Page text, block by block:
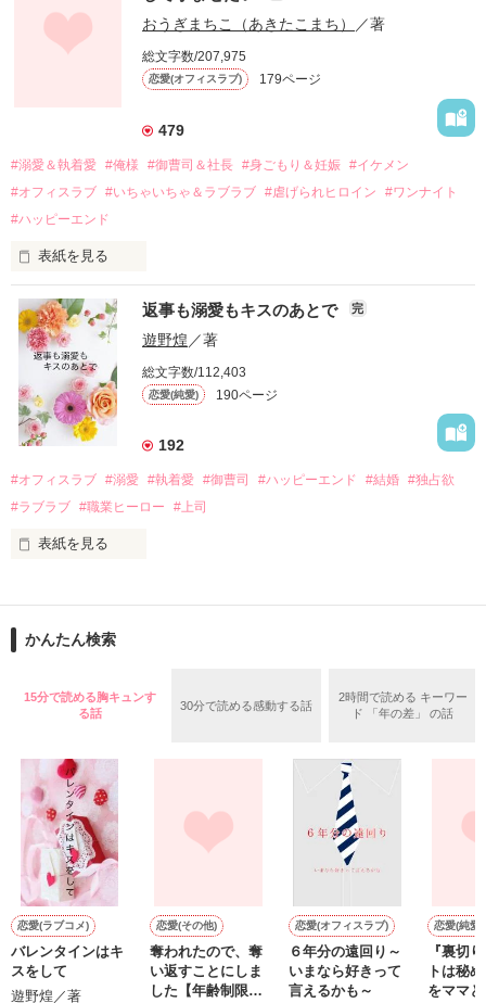
幼なじみの哲平に淡い恋心を抱いていた美桜。
しかし、ある出来事をきっかけに二人の関係は壊れてしまう。
関係修復もできないまま、美桜は両親の離婚によって
引っ越すことになり、哲平とも離れ離れになった。
それから約十二年後。
過去の傷から、二度と会いたくないと思っていた哲平に
運命のような再会を果たす。
酔った勢いで一夜を共にしてしまった。
さらに、美桜が初めてだと知った哲平は
『責任をとる、結婚しよう』と真っ直ぐに告げてきた。
戸惑う美桜とは裏腹に、好きという気持ちを隠すことなく
甘やかしてくる。
そんなある日、哲平は美桜がストーカー被害に
遭っていることを知る。
美桜を守るため、哲平は同居を提案してきて――。
夏木美桜(なつきみお)
鳴海哲平 (なるみてっぺい)
2026.6.5～2026.7.25
＊以前、公開していた話の改稿版です＊
作品を読む
おうぎまちこ（あきたこまち） ／著
総文字数/207,975
恋愛(オフィスラブ) 179ページ
479
#溺愛＆執着愛 #俺様 #御曹司＆社長 #身ごもり＆妊娠 #イケメン
#オフィスラブ #いちゃいちゃ＆ラブラブ #虐げられヒロイン
#ワンナイト
#ハッピーエンド
表紙を見る
おかしな噂を流されて前の職場でうまくいかなかった梅田美
桜は、海外で傷心旅行をしていたところ、日本人美青年と出会
い、酒の勢いもあり一夜限りの関係となる。
帰国後、美桜は新しい職場でワンナイトした美青年と再会。
なんと彼の正体は、とある財閥御曹司にも関わらず、一族を離
れて起業した新進気鋭の実業家、社内でも冷徹だと評判な社長
――御影恭司その人だったのだ――！
なぜか恭司から飼い猫の世話係を命じられた美桜は、猫の世
の関係となってしまい――？
返事も溺愛もキスのあとで 完
遊野煌 ／著
総文字数/112,403
恋愛(純愛) 190ページ
192
#オフィスラブ #溺愛 #執着愛 #御曹司 #ハッピーエンド #結婚 #独占欲
#ラブラブ #職業ヒーロー #上司
表紙を見る
ションの企画戦略室で働いている。
めた、同期で恋人の石垣守（26）がいるのだが、後輩の姫原由
いた。
守と由羅から『便利屋雛子』と馬鹿にされ、一人こっそり泣い
た上、同居まで提案してきて──？
鷹哉『宜しくな、俺の雛子』🦅
雛子『俺の……ひぃ、雛子？！！！』🐥
シゴデキで冷徹な上司が見せる素顔は、なぜか想像以上に甘く
て……🐥💓🦅
※表紙も作中使用の画像も全てフリー素材です。
※執筆期間2026.6.3〜7.20完結です。
※他サイトさんにて恋愛トレンド1位でした〜良かったら読ん
かんたん検索
15分で読める胸キュンす
る話
30分で読める感動する話
2時間で読める キーワー
ド 「年の差」 の話
恋愛(ラブコメ)
バレンタインはキ
スをして
遊野煌／著
恋愛(その他)
奪われたので、奪
い返すことにしま
した【年齢制限
恋愛(オフィスラブ)
６年分の遠回り～
いまなら好きって
言えるかも～
恋愛(純愛)
『裏切
トは秘
をママ